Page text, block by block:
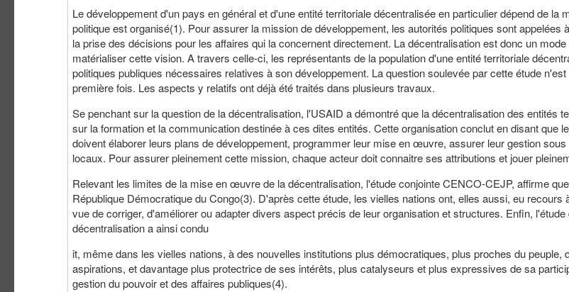
Le développement d'un pays en général et d'une entité territoriale décentralisée en particulier dépend de la
politique est organisé(1). Pour assurer la mission de développement, les autorités politiques sont appelées
la prise des décisions pour les affaires qui la concernent directement. La décentralisation est donc un
matérialiser cette vision. A travers celle-ci, les représentants de la population d'une entité territoriale
politiques publiques nécessaires relatives à son développement. La question soulevée par cette étude
première fois. Les aspects y relatifs ont déjà été traités dans plusieurs travaux.
Se penchant sur la question de la décentralisation, l'USAID a démontré que la décentralisation des entités
sur la formation et la communication destinée à ces dites entités. Cette organisation conclut en disant que
doivent élaborer leurs plans de développement, programmer leur mise en œuvre, assurer leur gestion
locaux. Pour assurer pleinement cette mission, chaque acteur doit connaitre ses attributions et jouer
Relevant les limites de la mise en œuvre de la décentralisation, l'étude conjointe CENCO-CEJP, affirme
République Démocratique du Congo(3). D'après cette étude, les vielles nations ont, elles aussi, eu recours
vue de corriger, d'améliorer ou adapter divers aspect précis de leur organisation et structures. Enfin,
décentralisation a ainsi condu
it, même dans les vielles nations, à des nouvelles institutions plus démocratiques, plus proches du peuple,
aspirations, et davantage plus protectrice de ses intérêts, plus catalyseurs et plus expressives de sa
gestion du pouvoir et des affaires publiques(4).